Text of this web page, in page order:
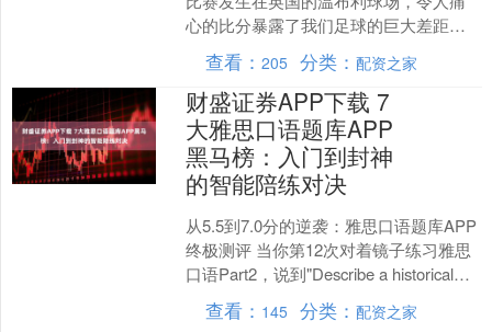
心的比分暴露了我们足球的巨大差距。0
比8的失利，不仅平了中国女足历史上最
大分差的纪录（此前....
查看：205 分类：配资之家
财盛证券APP下载 7
大雅思口语题库APP
黑马榜：入门到封神
的智能陪练对决
从5.5到7.0分的逆袭：雅思口语题库APP
终极测评 当你第12次对着镜子练习雅思
口语Part2，说到"Describe a historical
place"....
查看： 145 分类：配资之家